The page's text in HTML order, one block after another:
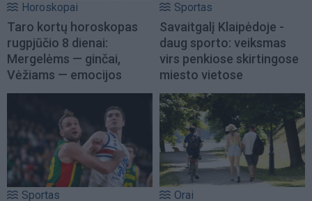
Horoskopai
Taro kortų horoskopas
rugpjūčio 8 dienai:
Mergelėms — ginčai,
Vėžiams — emocijos
Sportas
Savaitgalį Klaipėdoje -
daug sporto: veiksmas
virs penkiose skirtingose
miesto vietose
Sportas Orai